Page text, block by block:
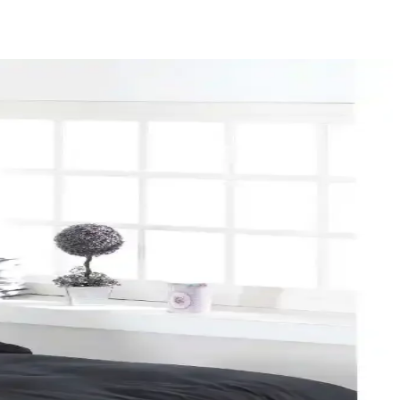
renk ve desen önerileri sunulmaktadır.
yeni yılı sevdiklerinizle kutlayın.
Uzun ömürlü ve kolay bakım özellikleriyle ideal bir tercih.
özellikleriyle ideal yatak odası seçeneği.